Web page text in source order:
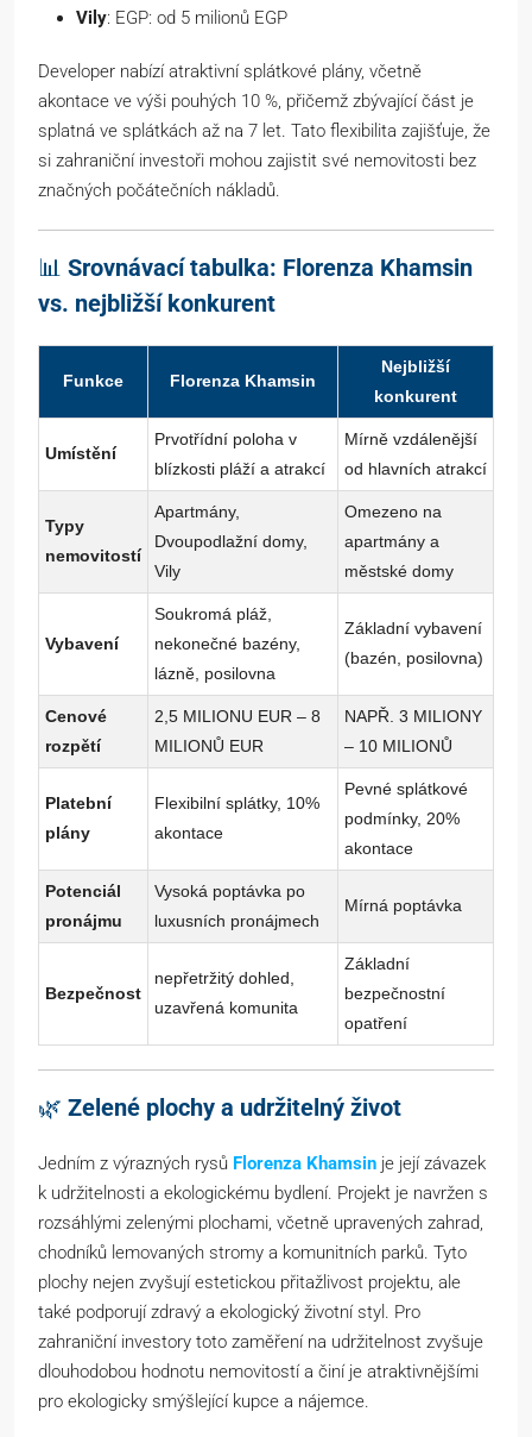
Vily: EGP: od 5 milionů EGP
Developer nabízí atraktivní splátkové plány, včetně
akontace ve výši pouhých 10 %, přičemž zbývající část je
splatná ve splátkách až na 7 let. Tato flexibilita zajišťuje, že
si zahraniční investoři mohou zajistit své nemovitosti bez
značných počátečních nákladů.
📊 Srovnávací tabulka: Florenza Khamsin
vs. nejbližší konkurent
Funkce Florenza Khamsin
Nejbližší
konkurent
Umístění
Prvotřídní poloha v
blízkosti pláží a atrakcí
Mírně vzdálenější
od hlavních atrakcí
Typy
nemovitostí
Apartmány,
Dvoupodlažní domy,
Vily
Omezeno na
apartmány a
městské domy
Vybavení
Soukromá pláž,
nekonečné bazény,
lázně, posilovna
Základní vybavení
(bazén, posilovna)
Cenové
rozpětí
2,5 MILIONU EUR – 8
MILIONŮ EUR
NAPŘ. 3 MILIONY
– 10 MILIONŮ
Platební
plány
Flexibilní splátky, 10%
akontace
Pevné splátkové
podmínky, 20%
akontace
Potenciál
pronájmu
Vysoká poptávka po
luxusních pronájmech
Mírná poptávka
Bezpečnost
nepřetržitý dohled,
uzavřená komunita
Základní
bezpečnostní
opatření
🌿 Zelené plochy a udržitelný život
Jedním z výrazných rysů Florenza Khamsin je její závazek
k udržitelnosti a ekologickému bydlení. Projekt je navržen s
rozsáhlými zelenými plochami, včetně upravených zahrad,
chodníků lemovaných stromy a komunitních parků. Tyto
plochy nejen zvyšují estetickou přitažlivost projektu, ale
také podporují zdravý a ekologický životní styl. Pro
zahraniční investory toto zaměření na udržitelnost zvyšuje
dlouhodobou hodnotu nemovitostí a činí je atraktivnějšími
pro ekologicky smýšlející kupce a nájemce.